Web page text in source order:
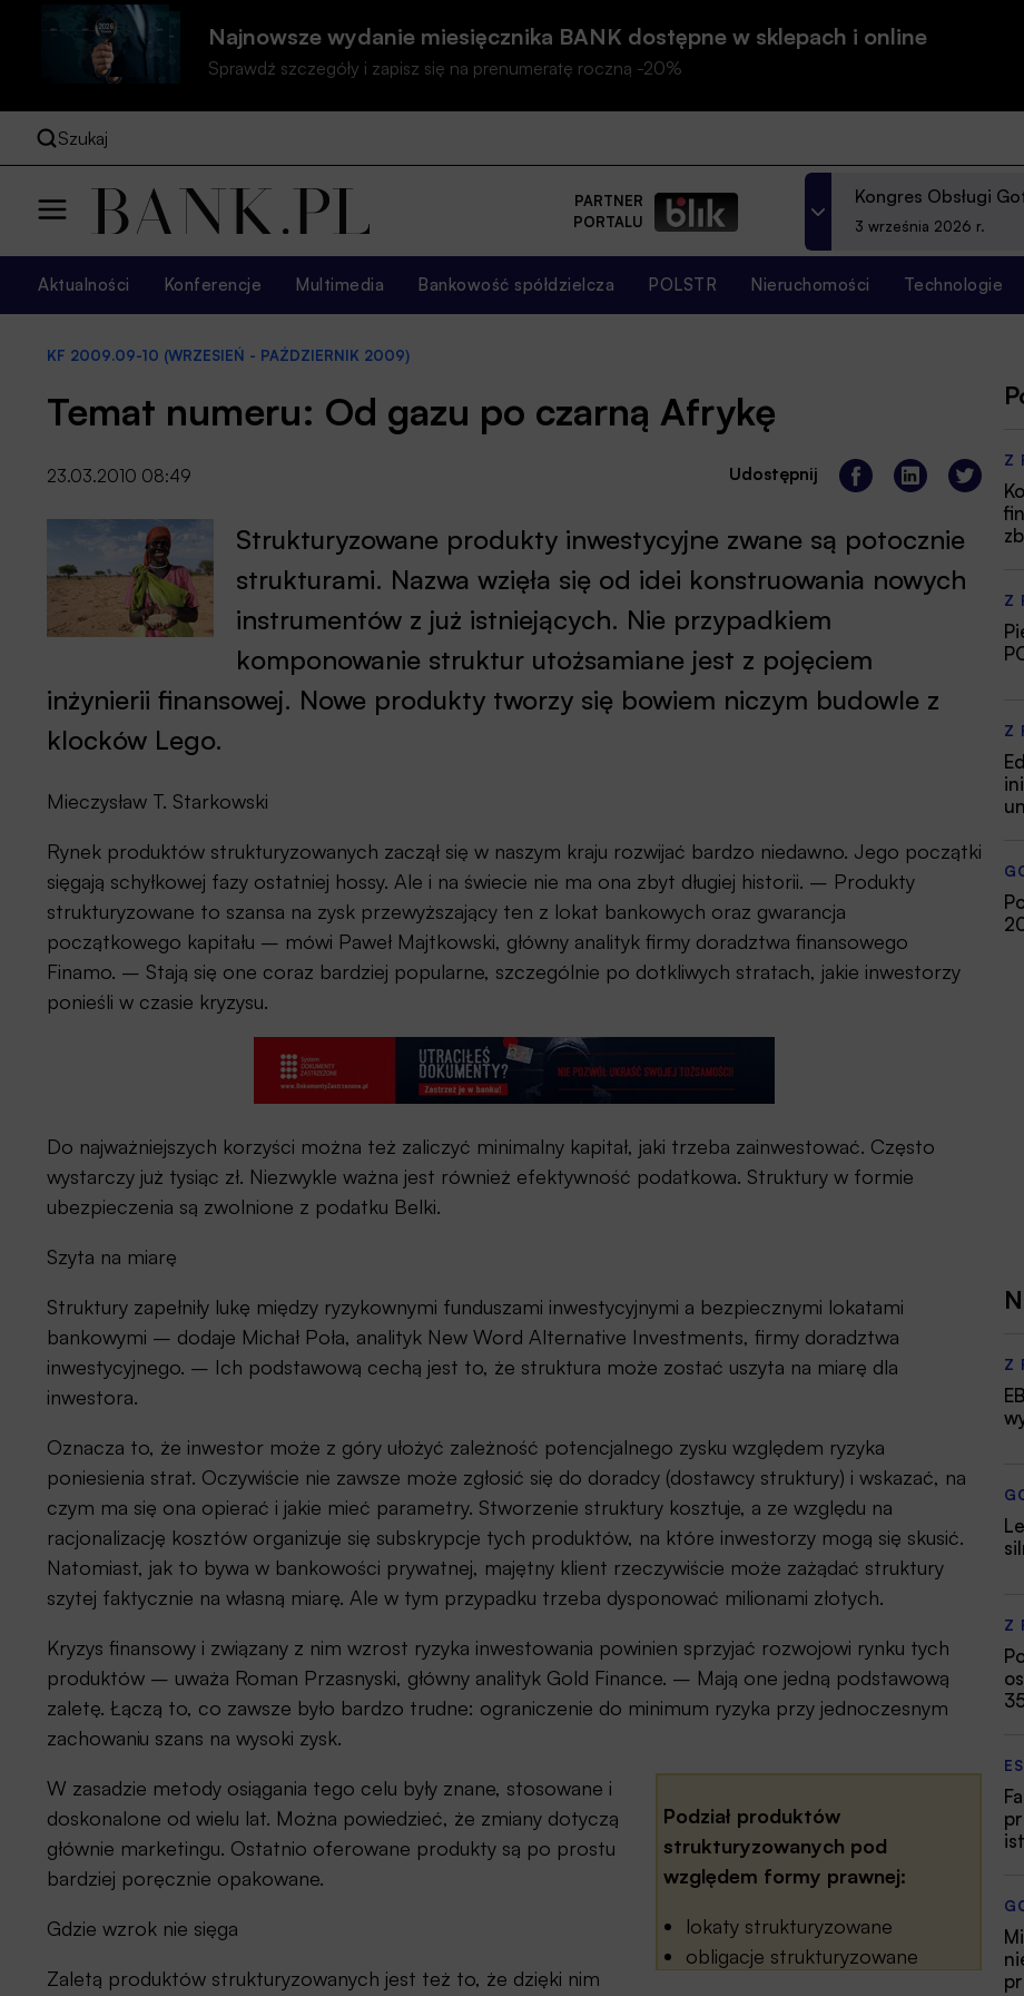
Najnowsze wydanie miesięcznika BANK dostępne w sklepach i online
Sprawdź szczegóły i zapisz się na prenumeratę roczną -20%
Szukaj
PARTNER
PORTALU
Kongres Obsługi
3 września 2026 r.
Aktualności Konferencje Multimedia Bankowość spółdzielcza POLSTR Nieruchomości Technologie
KF 2009.09-10 (WRZESIEŃ - PAŹDZIERNIK 2009)
Temat numeru: Od gazu po czarną Afrykę
23.03.2010 08:49 Udostępnij
Strukturyzowane produkty inwestycyjne zwane są potocznie
strukturami. Nazwa wzięła się od idei konstruowania nowych
instrumentów z już istniejących. Nie przypadkiem
komponowanie struktur utożsamiane jest z pojęciem
inżynierii finansowej. Nowe produkty tworzy się bowiem niczym budowle z
klocków Lego.
Mieczysław T. Starkowski
Rynek produktów strukturyzowanych zaczął się w naszym kraju rozwijać bardzo niedawno. Jego początki
sięgają schyłkowej fazy ostatniej hossy. Ale i na świecie nie ma ona zbyt długiej historii. – Produkty
strukturyzowane to szansa na zysk przewyższający ten z lokat bankowych oraz gwarancja
początkowego kapitału – mówi Paweł Majtkowski, główny analityk firmy doradztwa finansowego
Finamo. – Stają się one coraz bardziej popularne, szczególnie po dotkliwych stratach, jakie inwestorzy
ponieśli w czasie kryzysu.
Do najważniejszych korzyści można też zaliczyć minimalny kapitał, jaki trzeba zainwestować. Często
wystarczy już tysiąc zł. Niezwykle ważna jest również efektywność podatkowa. Struktury w formie
ubezpieczenia są zwolnione z podatku Belki.
Szyta na miarę
Struktury zapełniły lukę między ryzykownymi funduszami inwestycyjnymi a bezpiecznymi lokatami
bankowymi – dodaje Michał Poła, analityk New Word Alternative Investments, firmy doradztwa
inwestycyjnego. – Ich podstawową cechą jest to, że struktura może zostać uszyta na miarę dla
inwestora.
Oznacza to, że inwestor może z góry ułożyć zależność potencjalnego zysku względem ryzyka
poniesienia strat. Oczywiście nie zawsze może zgłosić się do doradcy (dostawcy struktury) i wskazać, na
czym ma się ona opierać i jakie mieć parametry. Stworzenie struktury kosztuje, a ze względu na
racjonalizację kosztów organizuje się subskrypcje tych produktów, na które inwestorzy mogą się skusić.
Natomiast, jak to bywa w bankowości prywatnej, majętny klient rzeczywiście może zażądać struktury
szytej faktycznie na własną miarę. Ale w tym przypadku trzeba dysponować milionami złotych.
Kryzys finansowy i związany z nim wzrost ryzyka inwestowania powinien sprzyjać rozwojowi rynku tych
produktów – uważa Roman Przasnyski, główny analityk Gold Finance. – Mają one jedną podstawową
zaletę. Łączą to, co zawsze było bardzo trudne: ograniczenie do minimum ryzyka przy jednoczesnym
zachowaniu szans na wysoki zysk.
Podział produktów
strukturyzowanych pod
względem formy prawnej:
lokaty strukturyzowane
obligacje strukturyzowane
W zasadzie metody osiągania tego celu były znane, stosowane i
doskonalone od wielu lat. Można powiedzieć, że zmiany dotyczą
głównie marketingu. Ostatnio oferowane produkty są po prostu
bardziej poręcznie opakowane.
Gdzie wzrok nie sięga
Zaletą produktów strukturyzowanych jest też to, że dzięki nim
Z
Z
Z
Z
Z